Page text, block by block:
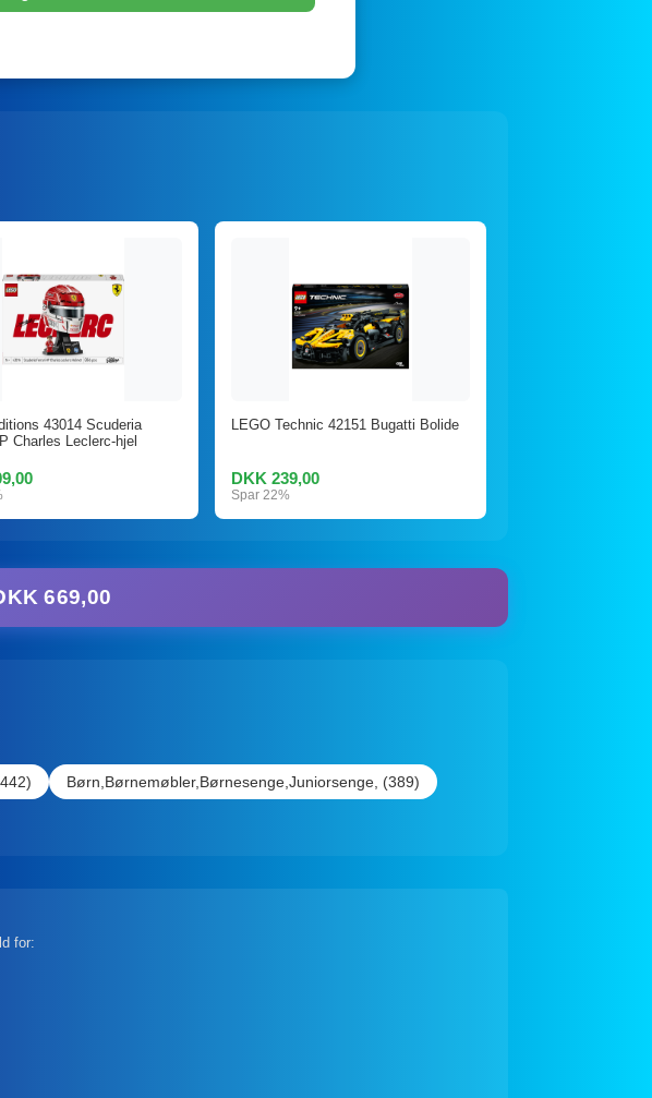
43014 Scuderia
Charles Leclerc-hjel
LEGO Technic 42151 Bugatti Bolide
DKK 239,00
Spar 22%
669,00
Børn,Børnemøbler,Børnesenge,Juniorsenge, (389)
for: